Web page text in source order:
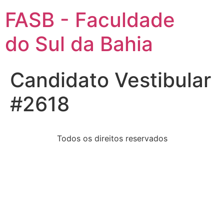
FASB - Faculdade
do Sul da Bahia
Candidato Vestibular
#2618
Todos os direitos reservados